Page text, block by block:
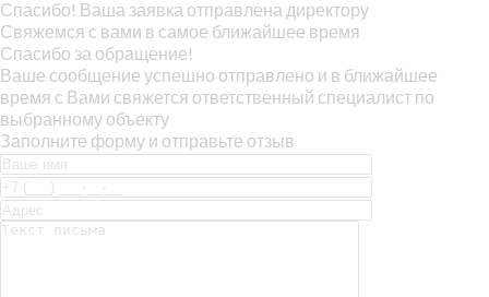
Спасибо! Ваша заявка отправлена директору
Свяжемся с вами в самое ближайшее время
Спасибо за обращение!
Ваше сообщение успешно отправлено и в ближайшее
время с Вами свяжется ответственный специалист по
выбранному объекту
Заполните форму и отправьте отзыв